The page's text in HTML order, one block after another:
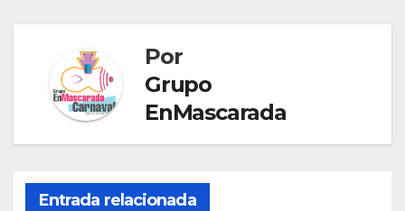
t
Por
Grupo
EnMascarada
Entrada relacionada